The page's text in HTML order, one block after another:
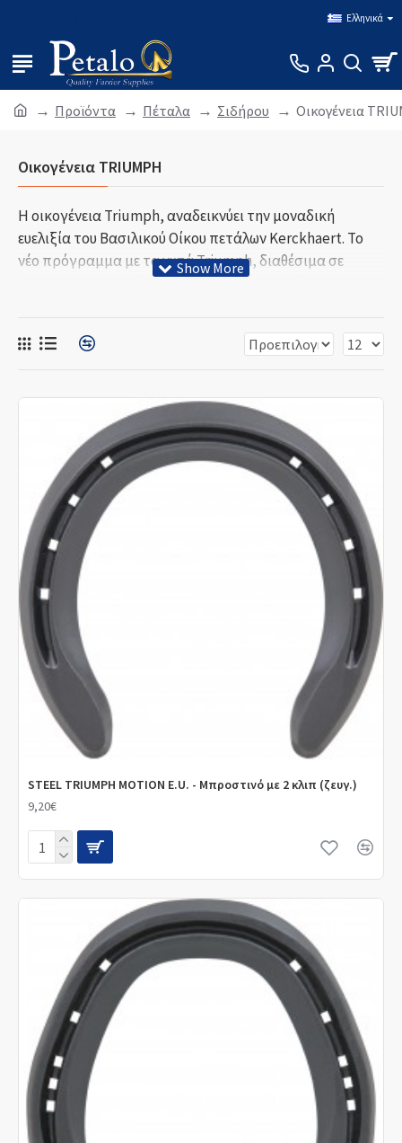
Ελληνικά
Προϊόντα Πέταλα Σιδήρου Οικογένεια
Οικογένεια TRIUMPH
Η οικογένεια Triumph, αναδεικνύει την μοναδική
ευελιξία του Βασιλικού Οίκου πετάλων Kerckhaert. Το
νέο πρόγραμμα με τα χυτά Triumph, διαθέσιμα σε
χάλυβα και αλουμίνιο, έγινε αμέσως επιτυχία σε όλο τον
σχεδιασμού που φαίνονται σήμερα στο πρόγραμμα
κατασκευάστριες εταιρείες πετάλων, έχουν επιλυθεί
από την Kerckhaert, Το πρόγραμμα Triumph σε χάλυβα,
είναι τόσο ωραίο να το χρησιμοποιεί και να το
μορφοποιεί κανείς, που το πετάλωμα γίνεται
ευχαρίστηση και η βελτιωμένη κλίση που έχουν οι
τρύπες για τα καρφιά το καθιστούν ονειρικό για
κάρφωμα. Το αλουμίνιο Triumph, επιτρέπει στο
σύγχρονο αθλητικό άλογο να αποδώσει στο μέγιστο,
διατηρώντας παράλληλα την οπλή απόλυτα υγιή. Το
πρόγραμμα Triumph αναπτύσσεται γρήγορα, με
σκοπό να προσαρμοστεί στις διαφορετικές ανάγκες
των πεταλωτών παγκοσμίως, με την εισαγωγή του
μοντέλου E.U.. Ενώ το egg bar αλουμινίου Triumph,
αποδεικνύει ότι ο Βασιλικός Οίκος πετάλων Kerckhaert
παρέχει μια σειρά από πέταλα για όλα τα στυλ
πεταλώματος.
STEEL TRIUMPH MOTION E.U. - Μπροστινό με 2 κλιπ (ζευγ.)
9,20€